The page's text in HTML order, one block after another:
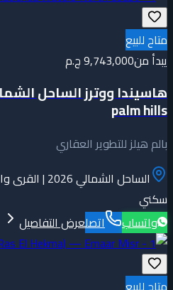
متاح للبيع
يبدأ من9,743,000 ج.م
palm hills
بالم هيلز للتطوير العقاري
الساحل الشمالي 2026 | القرى والأسعار ودليل الشراء
سكني
واتساب
اتصلعرض التفاصيل